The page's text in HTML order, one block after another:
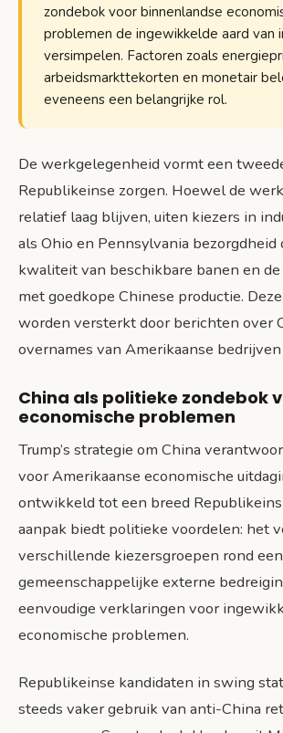
zondebok voor binnenlandse
problemen de ingewikkelde aard van
versimpelen. Factoren zoals
arbeidsmarkttekorten en monetair
eveneens een belangrijke rol.
De werkgelegenheid vormt een
Republikeinse zorgen. Hoewel de
relatief laag blijven, uiten kiezers in
als Ohio en Pennsylvania bezorgdheid
kwaliteit van beschikbare banen en
met goedkope Chinese productie.
worden versterkt door berichten over
overnames van Amerikaanse
China als politieke zondebok
economische problemen
Trump’s strategie om China
voor Amerikaanse economische
ontwikkeld tot een breed
aanpak biedt politieke voordelen: het
verschillende kiezersgroepen rond een
gemeenschappelijke externe
eenvoudige verklaringen voor
economische problemen.
Republikeinse kandidaten in swing
steeds vaker gebruik van anti-China